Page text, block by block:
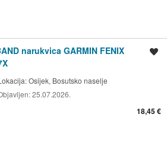
narukvica GARMIN FENIX
Osijek, Bosutsko naselje
25.07.2026.
18,45 €